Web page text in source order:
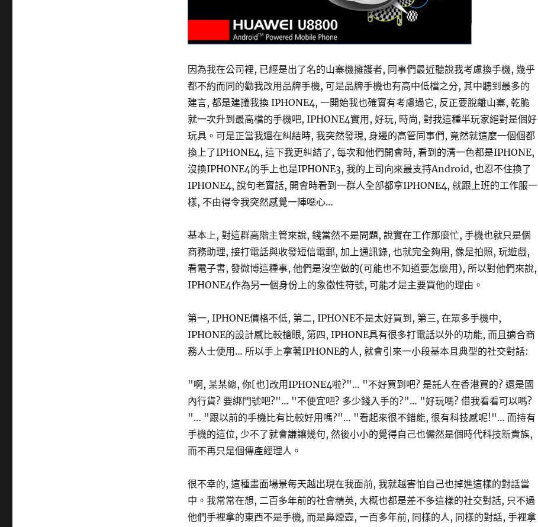
因為我在公司裡, 已經是出了名的山寨機擁護者, 同事們最近聽說我考慮換手機, 幾乎
都不約而同的勸我改用品牌手機, 可是品牌手機也有高中低檔之分, 其中聽到最多的
建言, 都是建議我換 IPHONE4, 一開始我也確實有考慮過它, 反正要脫離山寨, 乾脆
就一次升到最高檔的手機吧, IPHONE4實用, 好玩, 時尚, 對我這種半玩家絕對是個好
玩具。可是正當我還在糾結時, 我突然發現, 身邊的高管同事們, 竟然就這麼一個個都
換上了IPHONE4, 這下我更糾結了, 每次和他們開會時, 看到的清一色都是IPHONE,
沒換IPHONE4的手上也是IPHONE3, 我的上司向來最支持Android, 也忍不住換了
IPHONE4, 說句老實話, 開會時看到一群人全部都拿IPHONE4, 就跟上班的工作服一
樣, 不由得令我突然感覺一陣噁心…
基本上, 對這群高階主管來說, 錢當然不是問題, 說實在工作那麼忙, 手機也就只是個
商務助理, 接打電話與收發短信電郵, 加上通訊錄, 也就完全夠用, 像是拍照, 玩遊戲,
看電子書, 發微博這種事, 他們是沒空做的(可能也不知道要怎麼用), 所以對他們來說,
IPHONE4作為另一個身份上的象徵性符號, 可能才是主要買他的理由。
第一, IPHONE價格不低, 第二, IPHONE不是太好買到, 第三, 在眾多手機中,
IPHONE的設計感比較搶眼, 第四, IPHONE具有很多打電話以外的功能, 而且適合商
務人士使用… 所以手上拿著IPHONE的人, 就會引來一小段基本且典型的社交對話:
"啊, 某某總, 你[也]改用IPHONE4啦?"… "不好買到吧? 是託人在香港買的? 還是國
內行貨? 要綁門號吧?"… "不便宜吧? 多少錢入手的?"… "好玩嗎? 借我看看可以嗎?
"… "跟以前的手機比有比較好用嗎?"… "看起來很不錯能, 很有科技感呢!"… 而持有
手機的這位, 少不了就會謙讓幾句, 然後小小的覺得自己也儼然是個時代科技新貴族,
而不再只是個傳產經理人。
很不幸的, 這種畫面場景每天越出現在我面前, 我就越害怕自己也掉進這樣的對話當
中。我常常在想, 二百多年前的社會精英, 大概也都是差不多這樣的社交對話, 只不過
他們手裡拿的東西不是手機, 而是鼻煙壺, 一百多年前, 同樣的人, 同樣的對話, 手裡拿